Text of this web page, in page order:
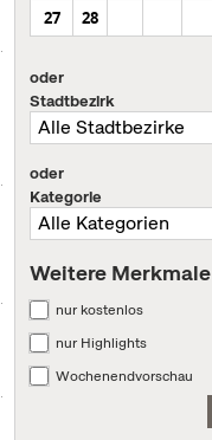
27
28
oder
Stadtbezirk
oder
Kategorie
Weitere Merkmale
nur kostenlos
nur Highlights
Wochenendvorschau